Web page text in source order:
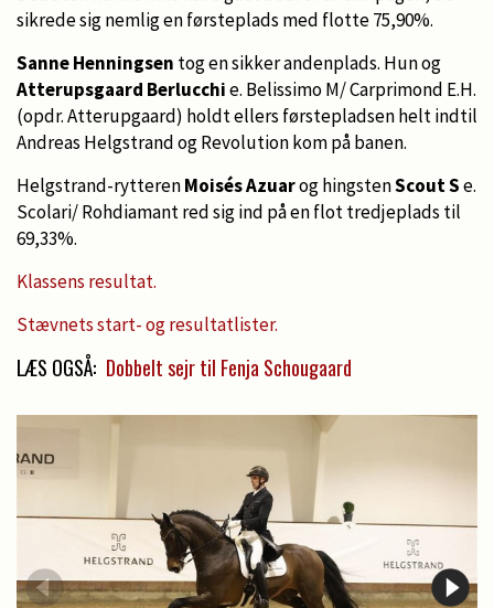
sikrede sig nemlig en førsteplads med flotte 75,90%.
Sanne Henningsen tog en sikker andenplads. Hun og
Atterupsgaard Berlucchie. Belissimo M/ Carprimond E.H.
(opdr. Atterupgaard) holdt ellers førstepladsen helt indtil
Andreas Helgstrand og Revolution kom på banen.
Helgstrand-rytterenMoisés Azuarog hingstenScout Se.
Scolari/ Rohdiamant red sig ind på en flot tredjeplads til
69,33%.
Klassens resultat.
Stævnets start- og resultatlister.
LÆS OGSÅ: Dobbelt sejr til Fenja Schougaard